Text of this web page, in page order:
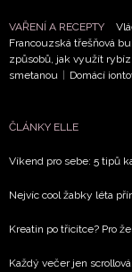
Přihlášením k
podmínkami
potvrzujete, že
Chcete navíc
informace od
soukromí
VAŘENÍ A RECEPTY
Francouzská třešňová
způsobů, jak využít rybíz
smetanou
Domácí
ČLÁNKY ELLE
Víkend pro sebe: 5 tipů
Nejvíc cool žabky léta
Kreatin po třicítce? Pro
Každý večer jen